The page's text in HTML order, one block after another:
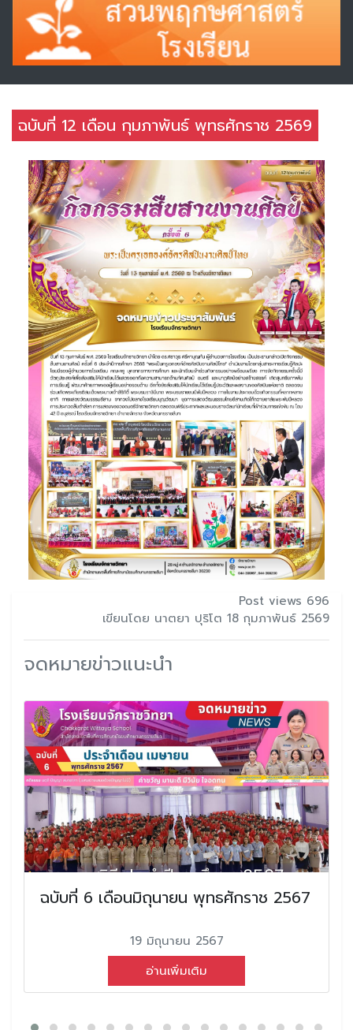
ฉบับที่ 12 เดือน กุมภาพันธ์ พุทธศักราช 2569
Post views 696
เขียนโดย นาตยา ปุริโต 18 กุมภาพันธ์ 2569
จดหมายข่าวแนะนำ
ฉบับที่ 6 เดือนมิถุนายน พุทธศักราช 2567
19 มิถุนายน 2567
อ่านเพิ่มเติม